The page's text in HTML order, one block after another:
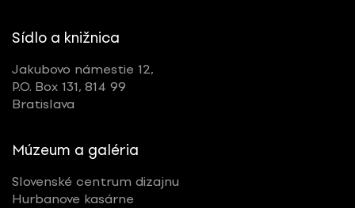
Sídlo a knižnica
Jakubovo námestie 12,
P.O. Box 131, 814 99
Bratislava
Múzeum a galéria
Slovenské centrum dizajnu
Hurbanove kasárne